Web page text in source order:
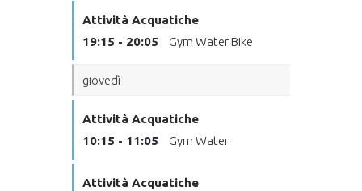
Attività Acquatiche
19:15 - 20:05
Gym Water Bike
giovedì
Attività Acquatiche
10:15 - 11:05
Gym Water
Attività Acquatiche